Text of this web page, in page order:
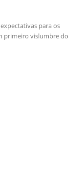
para os
primeiro vislumbre do